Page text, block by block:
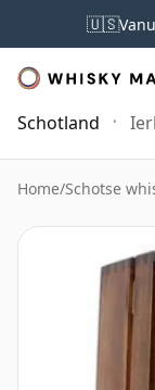
🇺🇸
Schotland
Home/Schotse